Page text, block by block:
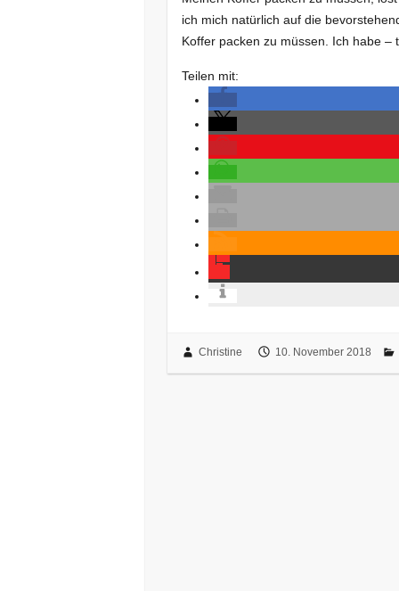
ich mich natürlich auf die
Koffer packen zu müssen. Ich habe –
Teilen mit:
Christine 10. November 2018